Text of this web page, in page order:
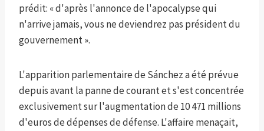
prédit: « d'après l'annonce de l'apocalypse qui
n'arrive jamais, vous ne deviendrez pas président du
gouvernement ».
L'apparition parlementaire de Sánchez a été prévue
depuis avant la panne de courant et s'est concentrée
exclusivement sur l'augmentation de 10 471 millions
d'euros de dépenses de défense. L'affaire menaçait,